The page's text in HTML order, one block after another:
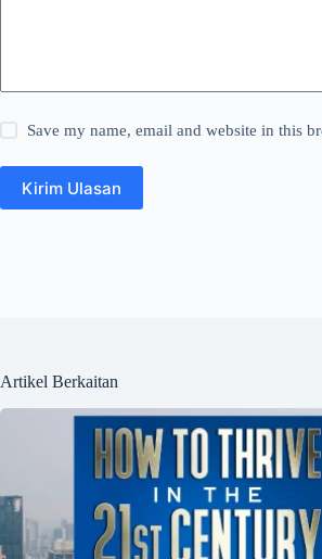
Save my name, email and website in this
Kirim Ulasan
Artikel Berkaitan